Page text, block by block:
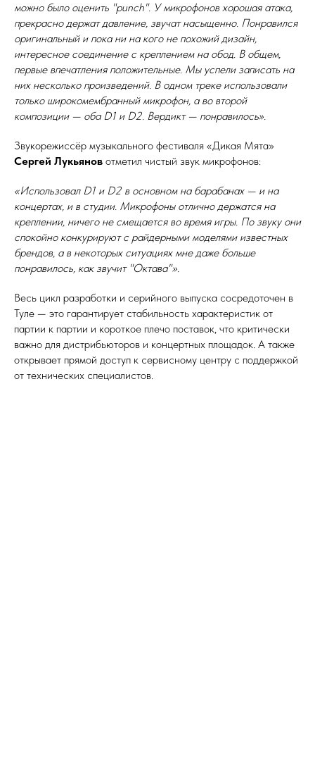
можно было оценить "punch". У микрофонов хорошая атака,
прекрасно держат давление, звучат насыщенно. Понравился
оригинальный и пока ни на кого не похожий дизайн,
интересное соединение с креплением на обод. В общем,
первые впечатления положительные. Мы успели записать на
них несколько произведений. В одном треке использовали
только широкомембранный микрофон, а во второй
композиции — оба D1 и D2. Вердикт — понравилось».
Звукорежиссёр музыкального фестиваля «Дикая Мята»
Сергей Лукьянов отметил чистый звук микрофонов:
«Использовал D1 и D2 в основном на барабанах — и на
концертах, и в студии. Микрофоны отлично держатся на
креплении, ничего не смещается во время игры. По звуку они
спокойно конкурируют с райдерными моделями известных
брендов, а в некоторых ситуациях мне даже больше
понравилось, как звучит "Октава"».
Весь цикл разработки и серийного выпуска сосредоточен в
Туле — это гарантирует стабильность характеристик от
партии к партии и короткое плечо поставок, что критически
важно для дистрибьюторов и концертных площадок. А также
открывает прямой доступ к сервисному центру с поддержкой
от технических специалистов.